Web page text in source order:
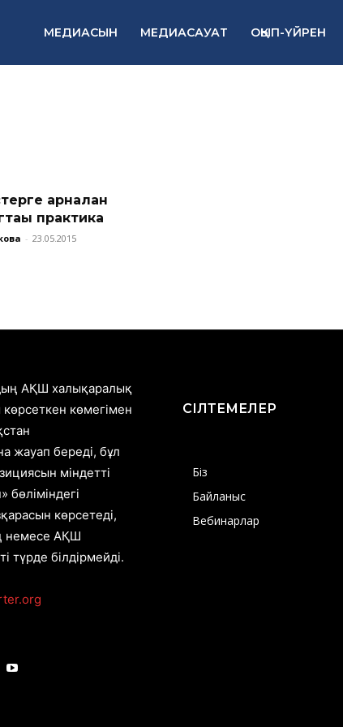
МЕДИАСЫН МЕДИАСАУАТ ОҚЫП-ҮЙРЕН
арналған
практика
- 23.05.2015
АҚШ халықаралық
көрсеткен көмегімен
жауап береді, бұл
міндетті
бөліміндегі
көрсетеді,
немесе АҚШ
түрде білдірмейді.
СІЛТЕМЕЛЕР
Біз
Байланыс
Вебинарлар